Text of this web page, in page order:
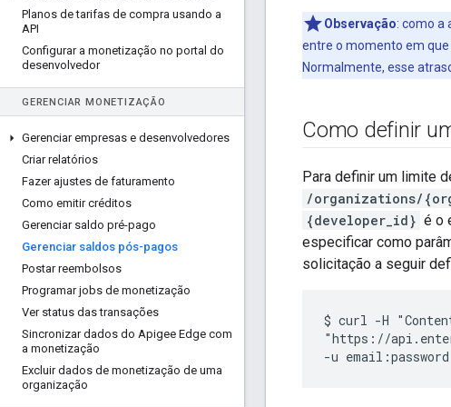
Planos de tarifas de compra usando a
API
Configurar a monetização no portal do
desenvolvedor
GERENCIAR MONETIZAÇÃO
Gerenciar empresas e desenvolvedores
Criar relatórios
Fazer ajustes de faturamento
Como emitir créditos
Gerenciar saldo pré-pago
Gerenciar saldos pós-pagos
Postar reembolsos
Programar jobs de monetização
Ver status das transações
Sincronizar dados do Apigee Edge com
a monetização
Excluir dados de monetização de uma
organização
Observação: como a
entre o momento em que
Normalmente, esse
Como definir
Para definir um limite
/organizations/
{developer_id} é o
especificar como
solicitação a seguir
$ curl -H
"https://